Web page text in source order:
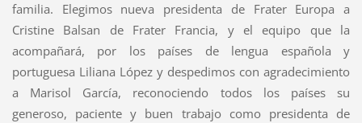
familia. Elegimos nueva presidenta de Frater Europa a
Cristine Balsan de Frater Francia, y el equipo que la
acompañará, por los países de lengua española y
portuguesa Liliana López y despedimos con agradecimiento
a Marisol García, reconociendo todos los países su
generoso, paciente y buen trabajo como presidenta de